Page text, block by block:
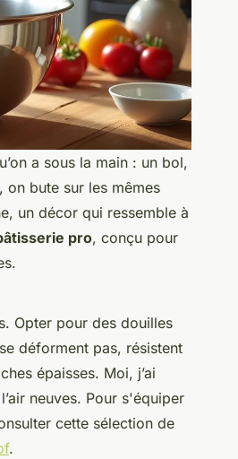
a sous la main : un bol,
on bute sur les mêmes
un décor qui ressemble à
pro, conçu pour
Opter pour des douilles
déforment pas, résistent
épaisses. Moi, j’ai
neuves. Pour s'équiper
cette sélection de
.